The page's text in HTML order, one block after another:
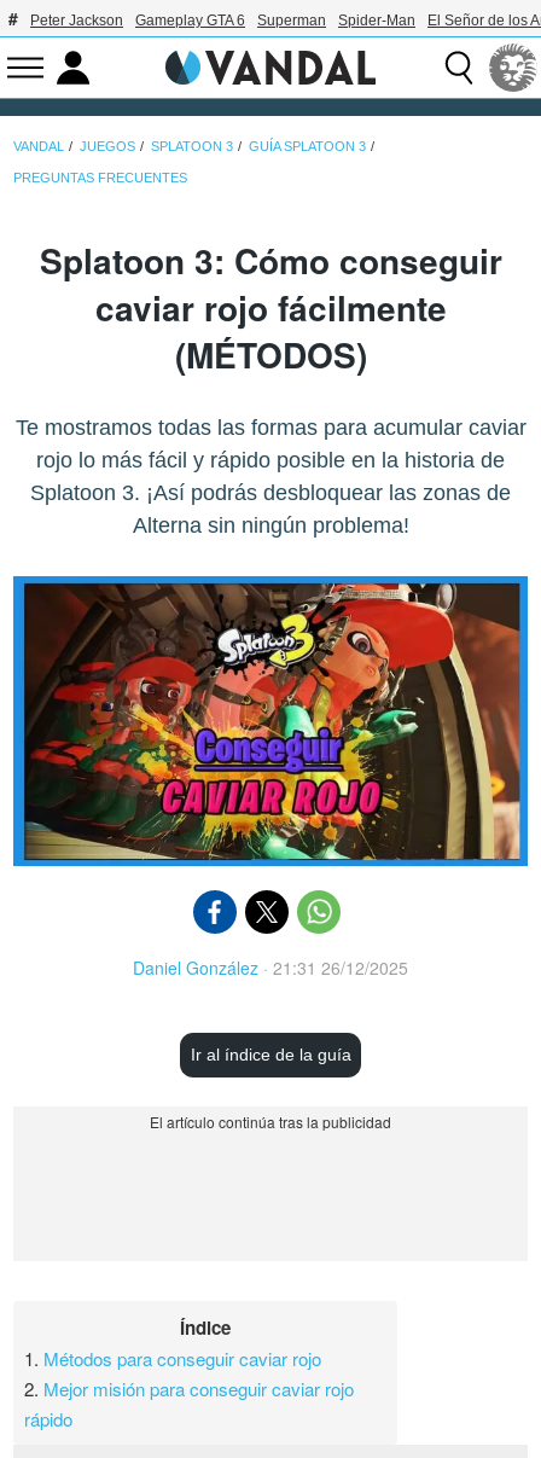
Peter Jackson Gameplay GTA 6 Superman Spider-Man El Señor de los
VANDAL JUEGOS SPLATOON 3 GUÍA SPLATOON 3
PREGUNTAS FRECUENTES
Splatoon 3: Cómo conseguir
caviar rojo fácilmente
(MÉTODOS)
Te mostramos todas las formas para acumular caviar
rojo lo más fácil y rápido posible en la historia de
Splatoon 3. ¡Así podrás desbloquear las zonas de
Alterna sin ningún problema!
Daniel González · 21:31 26/12/2025
Ir al índice de la guía
Índice
1. Métodos para conseguir caviar rojo
2. Mejor misión para conseguir caviar rojo
rápido